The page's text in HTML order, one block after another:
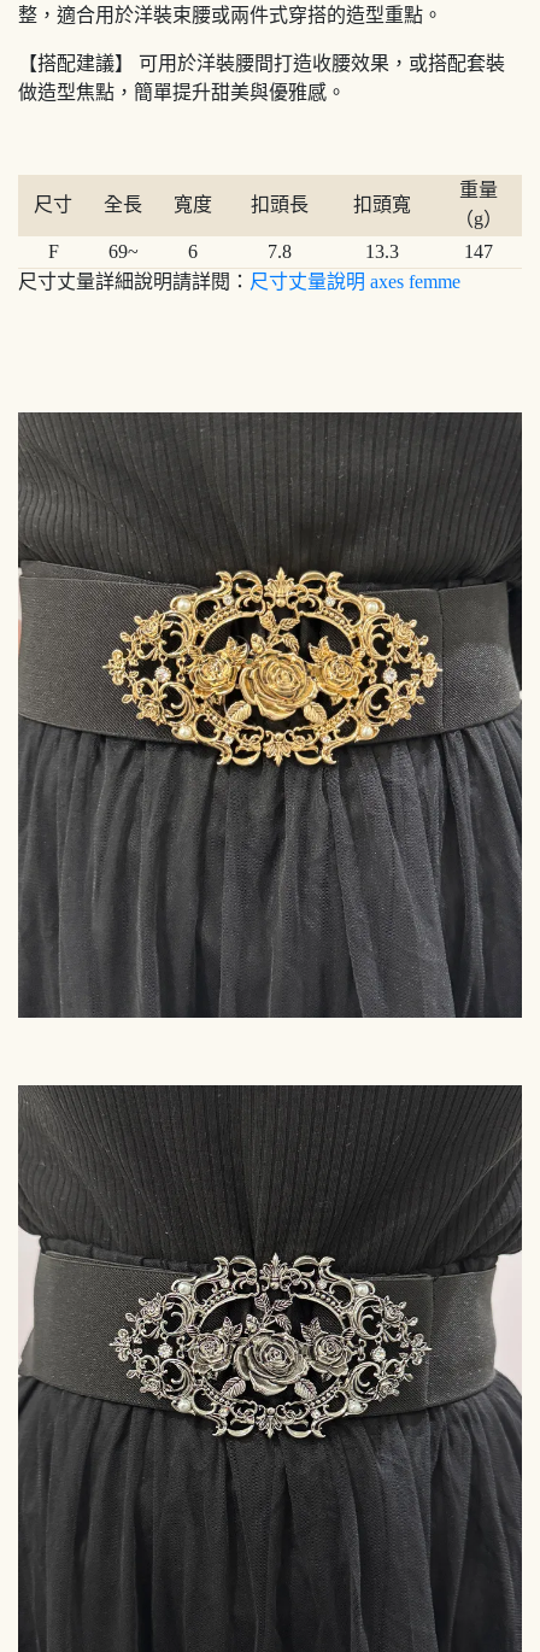
整，適合用於洋裝束腰或兩件式穿搭的造型重點。
【搭配建議】 可用於洋裝腰間打造收腰效果，或搭配套裝
做造型焦點，簡單提升甜美與優雅感。
尺寸 全長 寬度 扣頭長 扣頭寬
重量
（g）
F
69~ 6 7.8 13.3
147
尺寸丈量詳細說明請詳閱： 尺寸丈量說明 axes femme